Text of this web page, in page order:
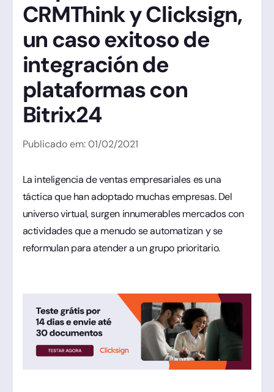
CRMThink y Clicksign,
un caso exitoso de
integración de
plataformas con
Bitrix24
Publicado em: 01/02/2021
La inteligencia de ventas empresariales es una
táctica que han adoptado muchas empresas. Del
universo virtual, surgen innumerables mercados con
actividades que a menudo se automatizan y se
reformulan para atender a un grupo prioritario.